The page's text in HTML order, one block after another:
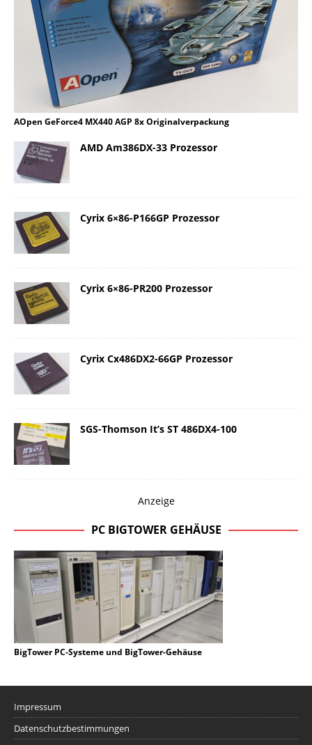
AOpen GeForce4 MX440 AGP 8x Originalverpackung
AMD Am386DX-33 Prozessor
Cyrix 6×86-P166GP Prozessor
Cyrix 6×86-PR200 Prozessor
Cyrix Cx486DX2-66GP Prozessor
SGS-Thomson It’s ST 486DX4-100
Anzeige
PC BIGTOWER GEHÄUSE
BigTower PC-Systeme und BigTower-Gehäuse
Impressum
Datenschutzbestimmungen